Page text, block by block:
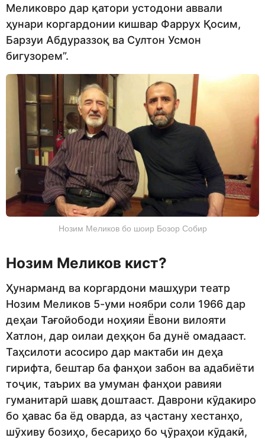
Меликовро дар қатори устодони аввали
ҳунари коргардонии кишвар Фаррух Қосим,
Барзуи Абдураззоқ ва Султон Усмон
бигузорем”.
Нозим Меликов бо шоир Бозор Собир
Нозим Меликов кист?
Ҳунарманд ва коргардони машҳури театр
Нозим Меликов 5-уми ноябри соли 1966 дар
деҳаи Тағойободи ноҳияи Ёвони вилояти
Хатлон, дар оилаи деҳқон ба дунё омадааст.
Таҳсилоти асосиро дар мактаби ин деҳа
гирифта, бештар ба фанҳои забон ва адабиёти
тоҷик, таърих ва умуман фанҳои равияи
гуманитарӣ шавқ доштааст. Даврони кӯдакиро
бо ҳавас ба ёд оварда, аз ҷастану хестанҳо,
шӯхиву бозиҳо, бесариҳо бо ҷӯраҳои кӯдакӣ,